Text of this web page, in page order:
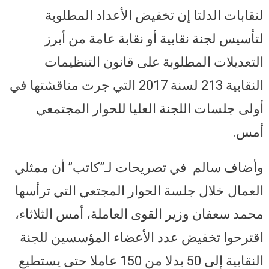
لنقابات الدلتا إن تخفيض الأعداد المطلوبة
لتأسيس لجنة نقابية أو نقابة عامة من أبرز
التعديلات المطلوبة على قانون التنظيمات
النقابية 213 لسنة 2017 التي جرت مناقشتها في
أولى جلسات اللجنة العليا للحوار المجتمعي
أمس.
وأضاف سالم في تصريحات لـ”كاتب” أن ممثلي
العمال خلال جلسة الحوار المجتعي التي ترأسها
محمد سعفان وزير القوى العاملة، أمس الثلاثاء،
اقترحوا تخفيض عدد الأعضاء المؤسسين للجنة
النقابية إلى 50 بدلا من 150 عاملا حتى يستطيع